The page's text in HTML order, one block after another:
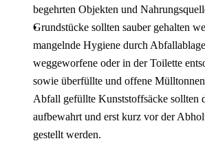
begehrten Objekten und
Grundstücke sollten sauber gehalten
mangelnde Hygiene durch
weggeworfene oder in der Toilette
sowie überfüllte und offene
Abfall gefüllte Kunststoffsäcke sollten
aufbewahrt und erst kurz vor der
gestellt werden.